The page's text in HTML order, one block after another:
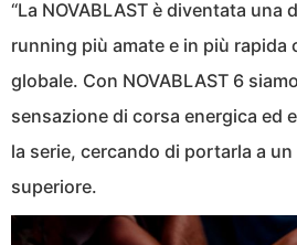
“La NOVABLAST è diventata una
running più amate e in più rapida
globale. Con NOVABLAST 6
sensazione di corsa energica ed
la serie, cercando di portarla a
superiore.